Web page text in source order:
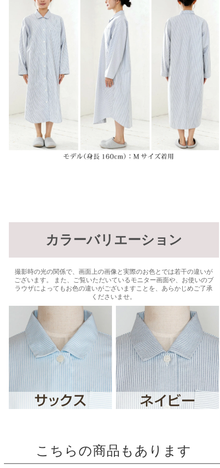
カラーバリエーション
撮影時の光の関係で、画面上の画像と実際のお色とでは若干の違いが
ございます。 また、ご覧いただいているモニター画面や、お使いのブ
ラウザによってもお色の違いがございますことを、あらかじめご了承
くださいませ。
こちらの商品もあります